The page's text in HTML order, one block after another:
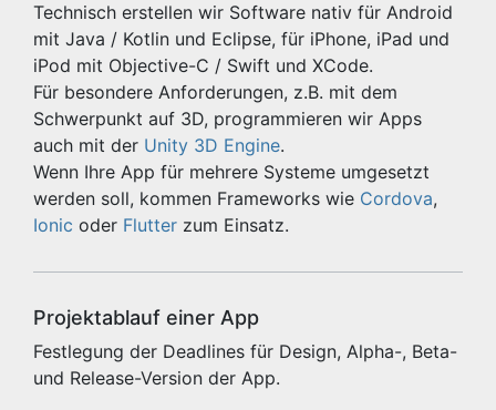
Technisch erstellen wir Software nativ für Android
mit Java / Kotlin und Eclipse, für iPhone, iPad und
iPod mit Objective-C / Swift und XCode.
Für besondere Anforderungen, z.B. mit dem
Schwerpunkt auf 3D, programmieren wir Apps
auch mit der Unity 3D Engine.
Wenn Ihre App für mehrere Systeme umgesetzt
werden soll, kommen Frameworks wie Cordova,
Ionic oder Flutter zum Einsatz.
Projektablauf einer App
Festlegung der Deadlines für Design, Alpha-, Beta-
und Release-Version der App.